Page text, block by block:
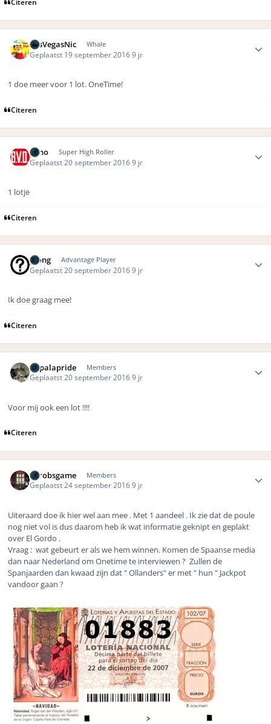
LasVegasNic Whale
Geplaatst 19 september 20169 jr
1 doe meer voor 1 lot. OneTime!
Citeren
Reno Super High Roller
Geplaatst 20 september 20169 jr
1 lotje
Citeren
pjong Advantage Player
Geplaatst 20 september 20169 jr
Ik doe graag mee!
Citeren
impalapride Members
Geplaatst20 september 20169 jr
Voor mij ook een lot !!!!
Citeren
eurobsgame Members
Geplaatst24 september 20169 jr
Uiteraard doe ik hier wel aan mee . Met 1 aandeel . Ik zie dat de poule
nog niet vol is dus daarom heb ik wat informatie geknipt en geplakt
over El Gordo .
Vraag : wat gebeurt er als we hem winnen. Komen de Spaanse media
dan naar Nederland om Onetime te interviewen ? Zullen de
Spanjaarden dan kwaad zijn dat " Ollanders" er met " hun " Jackpot
vandoor gaan ?